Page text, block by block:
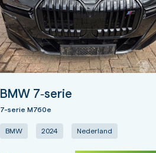
BMW 7‑serie
7-serie M760e
BMW 2024 Nederland